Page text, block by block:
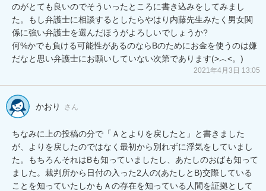
のがとても良いのでそういったところに書き込みをしてみまし
た。もし弁護士に相談するとしたらやはり内藤先生みたく男女関
係に強い弁護士を選んだほうがよろしいでしょうか?
何%かでも負ける可能性があるのならBのためにお金を使うのは嫌
だなと思い弁護士にお願いしていない次第であります(>︿<。)
2021年4月3日 13:05
かおり さん
ちなみに上の投稿の分で「Ａとよりを戻したと」と書きました
が、よりを戻したのではなく最初から別れずに浮気をしていまし
た。もちろんそれはBも知っていましたし、あたしのおばも知って
ました。裁判所から日付の入った2人の(あたしとB)交際している
ことを知っていたしかもＡの存在を知っている人間を証拠として